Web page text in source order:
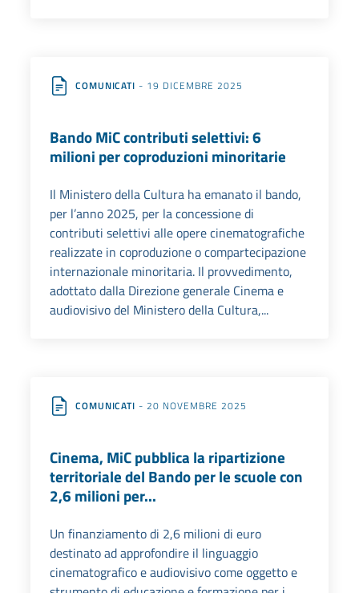
COMUNICATI - 19 DICEMBRE 2025
Bando MiC contributi selettivi: 6
milioni per coproduzioni minoritarie
Il Ministero della Cultura ha emanato il bando,
per l’anno 2025, per la concessione di
contributi selettivi alle opere cinematografiche
realizzate in coproduzione o compartecipazione
internazionale minoritaria. Il provvedimento,
adottato dalla Direzione generale Cinema e
audiovisivo del Ministero della Cultura,...
COMUNICATI - 20 NOVEMBRE 2025
Cinema, MiC pubblica la ripartizione
territoriale del Bando per le scuole con
2,6 milioni per...
Un finanziamento di 2,6 milioni di euro
destinato ad approfondire il linguaggio
cinematografico e audiovisivo come oggetto e